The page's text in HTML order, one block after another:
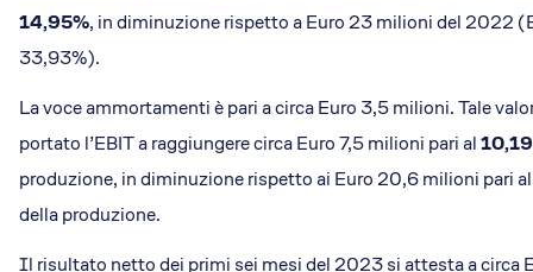
14,95%, in diminuzione rispetto a Euro 23 milioni del 2022
33,93%).
La voce ammortamenti è pari a circa Euro 3,5 milioni. Tale
portato l’EBIT a raggiungere circa Euro 7,5 milioni pari al
produzione, in diminuzione rispetto ai Euro 20,6 milioni pari
della produzione.
Il risultato netto dei primi sei mesi del 2023 si attesta a circa